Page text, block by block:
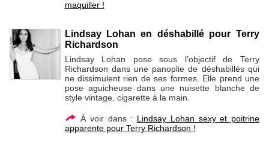
maquiller !
Lindsay Lohan en déshabillé pour Terry
Richardson
Lindsay Lohan pose sous l’objectif de Terry
Richardson dans une panoplie de déshabillés qui
ne dissimulent rien de ses formes. Elle prend une
pose aguicheuse dans une nuisette blanche de
style vintage, cigarette à la main.
À voir dans : Lindsay Lohan sexy et poitrine
apparente pour Terry Richardson !